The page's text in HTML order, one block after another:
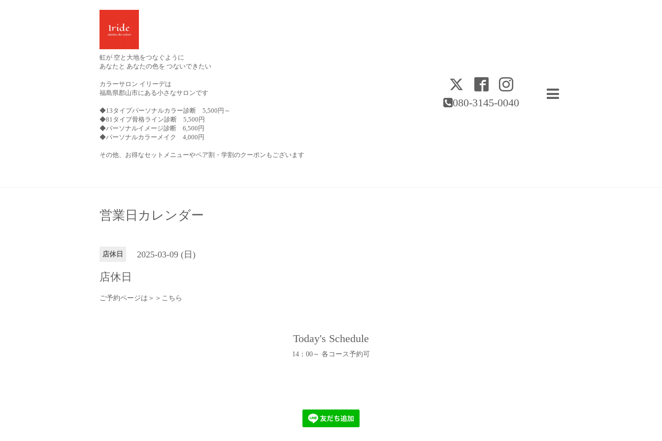
080-3145-0040
虹が 空と大地をつなぐように
あなたと あなたの色を つないできたい
カラーサロン イリーデは
福島県郡山市にある小さなサロンです
◆13タイプパーソナルカラー診断 5,500円～
◆81タイプ骨格ライン診断 5,500円
◆パーソナルイメージ診断 6,500円
◆パーソナルカラーメイク 4,000円
その他、お得なセットメニューやペア割・学割のクーポンもございます
営業日カレンダー
店休日 2025-03-09 (日)
店休日
ご予約ページは＞＞ こちら
Today's Schedule
14：00～ 各コース予約可